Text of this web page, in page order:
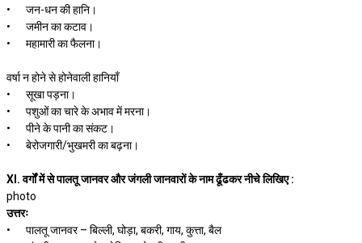
•
जन-धन की हानि।
•
जमीन का कटाव।
•
महामारी का फैलना।
वर्षा न होने से होनेवाली हानियाँ
•
सूखा पड़ना।
•
पशुओं का चारे के अभाव में मरना।
•
पीने के पानी का संकट।
•
बेरोजगारी/भुखमरी का बढ़ना।
XI. वर्गों में से पालतू जानवर और जंगली जानवारों के नाम ढूँढकर नीचे लिखिए :
photo
उत्तरः
•
पालतू जानवर – बिल्ली, घोड़ा, बकरी, गाय, कुत्ता, बैल